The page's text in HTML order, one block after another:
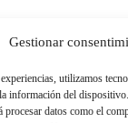
Gestionar
utilizamos
información del
datos como el